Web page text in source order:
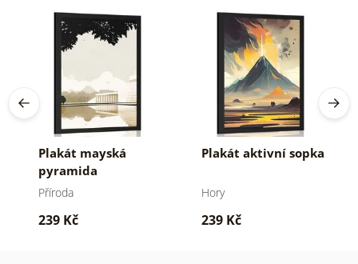
Plakát mayská
pyramida
Příroda
239 Kč
Plakát aktivní sopka
Hory
239 Kč